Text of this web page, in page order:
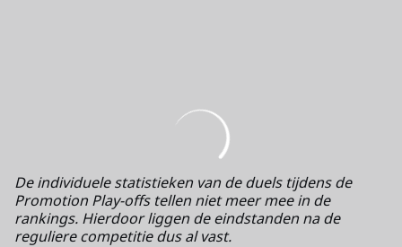
De individuele statistieken van de duels tijdens de
Promotion Play-offs tellen niet meer mee in de
rankings. Hierdoor liggen de eindstanden na de
reguliere competitie dus al vast.